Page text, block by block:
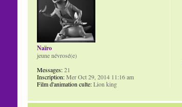
Naïro
jeune névrosé(e)
Messages:21
Inscription:Mer Oct 29, 2014 11:16 am
Film d'animation culte:Lion king